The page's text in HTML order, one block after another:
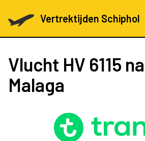
Vertrektijden Schiphol
Vlucht HV 6115
Malaga